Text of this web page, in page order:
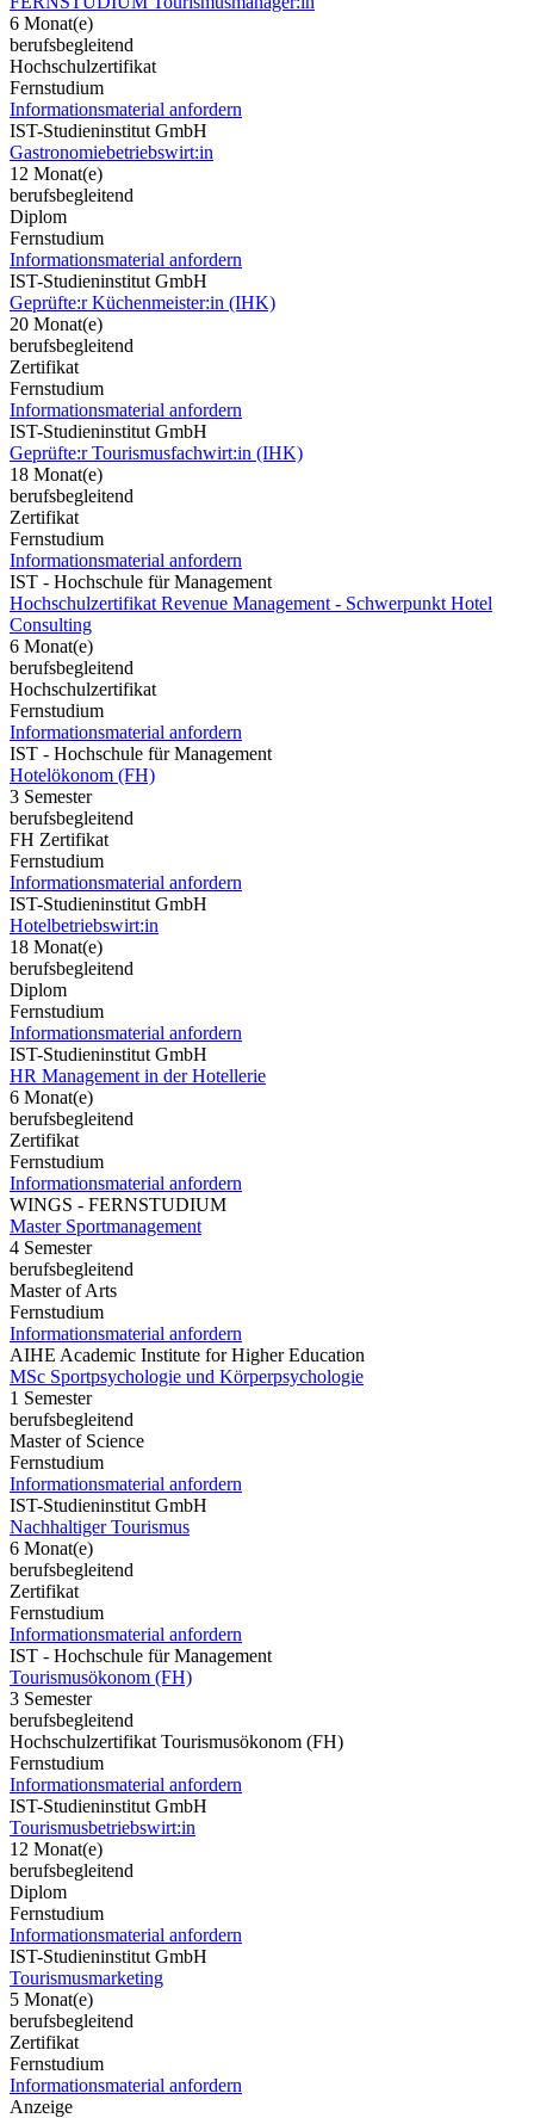
6 Monat(e)
berufsbegleitend
Hochschulzertifikat
Fernstudium
Informationsmaterial anfordern
IST-Studieninstitut GmbH
Gastronomiebetriebswirt:in
12 Monat(e)
berufsbegleitend
Diplom
Fernstudium
Informationsmaterial anfordern
IST-Studieninstitut GmbH
Geprüfte:r Küchenmeister:in (IHK)
20 Monat(e)
berufsbegleitend
Zertifikat
Fernstudium
Informationsmaterial anfordern
IST-Studieninstitut GmbH
Geprüfte:r Tourismusfachwirt:in (IHK)
18 Monat(e)
berufsbegleitend
Zertifikat
Fernstudium
Informationsmaterial anfordern
IST - Hochschule für Management
Hochschulzertifikat Revenue Management - Schwerpunkt Hotel
Consulting
6 Monat(e)
berufsbegleitend
Hochschulzertifikat
Fernstudium
Informationsmaterial anfordern
IST - Hochschule für Management
Hotelökonom (FH)
3 Semester
berufsbegleitend
FH Zertifikat
Fernstudium
Informationsmaterial anfordern
IST-Studieninstitut GmbH
Hotelbetriebswirt:in
18 Monat(e)
berufsbegleitend
Diplom
Fernstudium
Informationsmaterial anfordern
IST-Studieninstitut GmbH
HR Management in der Hotellerie
6 Monat(e)
berufsbegleitend
Zertifikat
Fernstudium
Informationsmaterial anfordern
WINGS - FERNSTUDIUM
Master Sportmanagement
4 Semester
berufsbegleitend
Master of Arts
Fernstudium
Informationsmaterial anfordern
AIHE Academic Institute for Higher Education
MSc Sportpsychologie und Körperpsychologie
1 Semester
berufsbegleitend
Master of Science
Fernstudium
Informationsmaterial anfordern
IST-Studieninstitut GmbH
Nachhaltiger Tourismus
6 Monat(e)
berufsbegleitend
Zertifikat
Fernstudium
Informationsmaterial anfordern
IST - Hochschule für Management
Tourismusökonom (FH)
3 Semester
berufsbegleitend
Hochschulzertifikat Tourismusökonom (FH)
Fernstudium
Informationsmaterial anfordern
IST-Studieninstitut GmbH
Tourismusbetriebswirt:in
12 Monat(e)
berufsbegleitend
Diplom
Fernstudium
Informationsmaterial anfordern
IST-Studieninstitut GmbH
Tourismusmarketing
5 Monat(e)
berufsbegleitend
Zertifikat
Fernstudium
Informationsmaterial anfordern
Anzeige